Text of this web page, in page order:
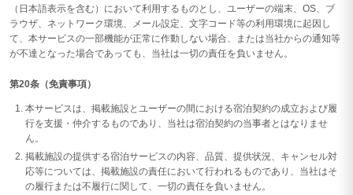
（日本語表示を含む）において利用するものとし、ユーザーの端末、OS、ブ
ラウザ、ネットワーク環境、メール設定、文字コード等の利用環境に起因し
て、本サービスの一部機能が正常に作動しない場合、または当社からの通知等
が不達となった場合であっても、当社は一切の責任を負いません。
第20条（免責事項）
本サービスは、掲載施設とユーザーの間における宿泊契約の成立および履
行を支援・仲介するものであり、当社は宿泊契約の当事者とはなりませ
ん。
掲載施設の提供する宿泊サービスの内容、品質、提供状況、キャンセル対
応等については、掲載施設の責任において行われるものであり、当社はそ
の履行または不履行に関して、一切の責任を負いません。